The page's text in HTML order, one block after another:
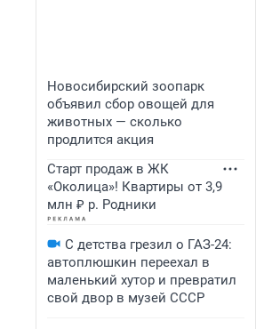
Новосибирский зоопарк
объявил сбор овощей для
животных — сколько
продлится акция
Старт продаж в ЖК
«Околица»! Квартиры от 3,9
млн ₽ р. Родники
С детства грезил о ГАЗ-24:
автоплюшкин переехал в
маленький хутор и превратил
свой двор в музей СССР